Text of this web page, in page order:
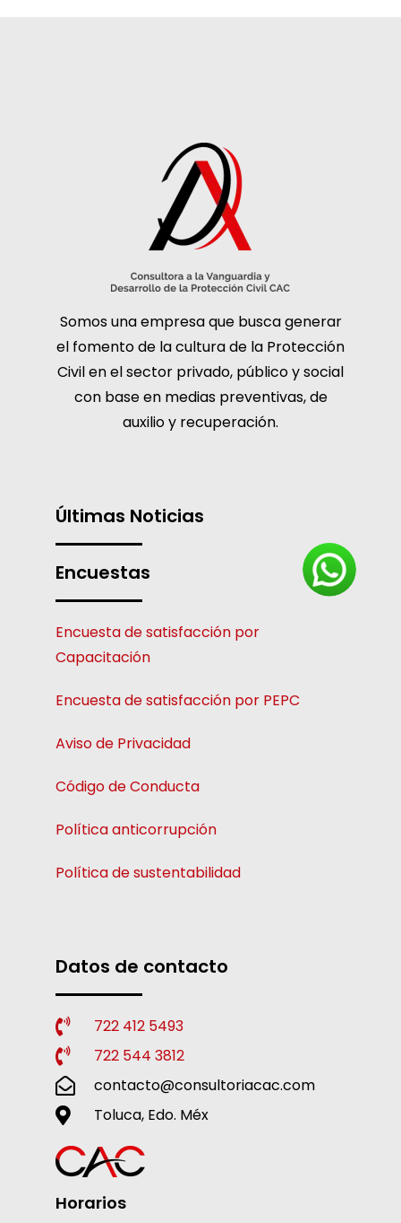
Somos una empresa que busca generar
el fomento de la cultura de la Protección
Civil en el sector privado, público y social
con base en medias preventivas, de
auxilio y recuperación.
Últimas Noticias
Encuestas
Encuesta de satisfacción por
Capacitación
Encuesta de satisfacción por PEPC
Aviso de Privacidad
Código de Conducta
Política anticorrupción
Política de sustentabilidad
Datos de contacto
722 412 5493
722 544 3812
contacto@consultoriacac.com
Toluca, Edo. Méx
Horarios